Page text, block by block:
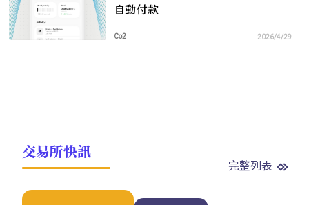
自動付款
Co2 2026/4/29
交易所快訊
完整列表